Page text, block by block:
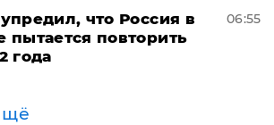
что Россия в
повторить
года
06:55